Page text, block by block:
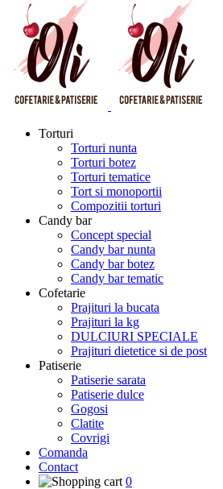
Torturi
Torturi nunta
Torturi botez
Torturi tematice
Tort si monoportii
Compozitii torturi
Candy bar
Concept special
Candy bar nunta
Candy bar botez
Candy bar tematic
Cofetarie
Prajituri la bucata
Prajituri la kg
DULCIURI SPECIALE
Prajituri dietetice si de post
Patiserie
Patiserie sarata
Patiserie dulce
Gogosi
Clatite
Covrigi
Comanda
Contact
0